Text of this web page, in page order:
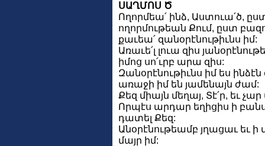
ՍԱՂՄՈՍ Ծ
Ողորմեա՛ ինձ, Աստուա՛ծ,
ողորմութեան Քում, ըստ
քաւեա՛ զանօրէնութիւնս իմ:
Առաւե՛լ լուա զիս
իմոց սո՛ւրբ արա զիս:
Զանօրէնութիւնս իմ ես
առաջի իմ են յամենայն ժամ:
Քեզ միայն մեղայ, Տէ՛ր, եւ
Որպէս արդար եղիցիս ի բանս
դատել Քեզ:
Անօրէնութեամբ յղացաւ եւ ի
մայր իմ: